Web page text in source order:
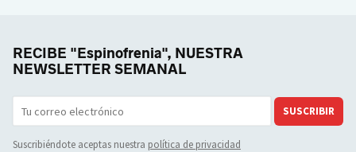
RECIBE "Espinofrenia", NUESTRA
NEWSLETTER SEMANAL
SUSCRIBIR
Suscribiéndote aceptas nuestra política de privacidad